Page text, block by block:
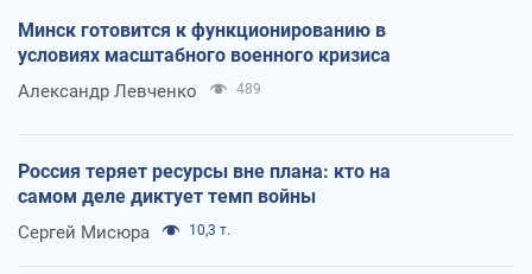
Минск готовится к функционированию в
условиях масштабного военного кризиса
Александр Левченко 489
Россия теряет ресурсы вне плана: кто на
самом деле диктует темп войны
Сергей Мисюра 10,3 т.